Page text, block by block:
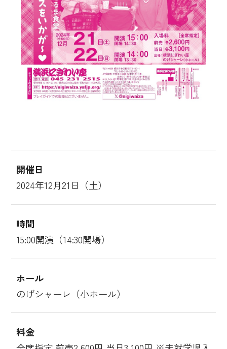
開催日
2024年12月21日（土）
時間
15:00開演（14:30開場）
ホール
のげシャーレ（小ホール）
料金